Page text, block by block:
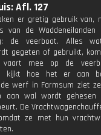
Afl. 127
er gretig gebruik van,
van de
de veerboot. Alles
gegeten of gebruikt,
vaart mee op de
kijkt hoe het er aan
werf in Farmsum ziet
aan wal wordt gehesen
De
ze met hun